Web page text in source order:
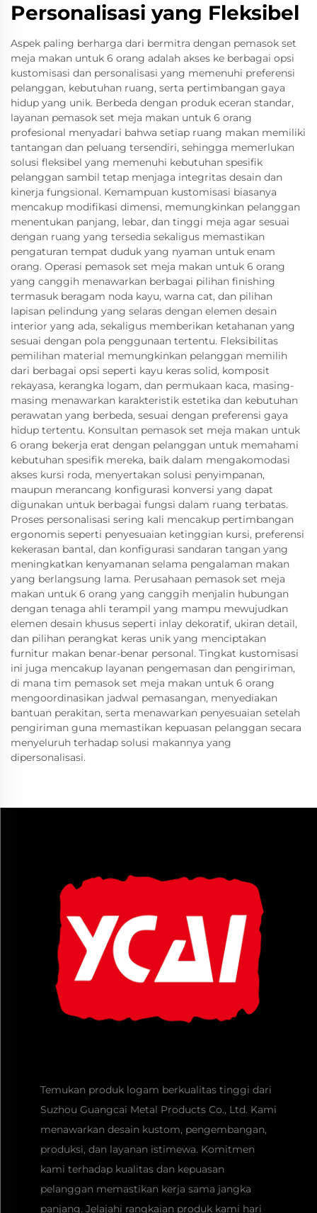
Personalisasi yang Fleksibel
Aspek paling berharga dari bermitra dengan pemasok set
meja makan untuk 6 orang adalah akses ke berbagai opsi
kustomisasi dan personalisasi yang memenuhi preferensi
pelanggan, kebutuhan ruang, serta pertimbangan gaya
hidup yang unik. Berbeda dengan produk eceran standar,
layanan pemasok set meja makan untuk 6 orang
profesional menyadari bahwa setiap ruang makan memiliki
tantangan dan peluang tersendiri, sehingga memerlukan
solusi fleksibel yang memenuhi kebutuhan spesifik
pelanggan sambil tetap menjaga integritas desain dan
kinerja fungsional. Kemampuan kustomisasi biasanya
mencakup modifikasi dimensi, memungkinkan pelanggan
menentukan panjang, lebar, dan tinggi meja agar sesuai
dengan ruang yang tersedia sekaligus memastikan
pengaturan tempat duduk yang nyaman untuk enam
orang. Operasi pemasok set meja makan untuk 6 orang
yang canggih menawarkan berbagai pilihan finishing
termasuk beragam noda kayu, warna cat, dan pilihan
lapisan pelindung yang selaras dengan elemen desain
interior yang ada, sekaligus memberikan ketahanan yang
sesuai dengan pola penggunaan tertentu. Fleksibilitas
pemilihan material memungkinkan pelanggan memilih
dari berbagai opsi seperti kayu keras solid, komposit
rekayasa, kerangka logam, dan permukaan kaca, masing-
masing menawarkan karakteristik estetika dan kebutuhan
perawatan yang berbeda, sesuai dengan preferensi gaya
hidup tertentu. Konsultan pemasok set meja makan untuk
6 orang bekerja erat dengan pelanggan untuk memahami
kebutuhan spesifik mereka, baik dalam mengakomodasi
akses kursi roda, menyertakan solusi penyimpanan,
maupun merancang konfigurasi konversi yang dapat
digunakan untuk berbagai fungsi dalam ruang terbatas.
Proses personalisasi sering kali mencakup pertimbangan
ergonomis seperti penyesuaian ketinggian kursi, preferensi
kekerasan bantal, dan konfigurasi sandaran tangan yang
meningkatkan kenyamanan selama pengalaman makan
yang berlangsung lama. Perusahaan pemasok set meja
makan untuk 6 orang yang canggih menjalin hubungan
dengan tenaga ahli terampil yang mampu mewujudkan
elemen desain khusus seperti inlay dekoratif, ukiran detail,
dan pilihan perangkat keras unik yang menciptakan
furnitur makan benar-benar personal. Tingkat kustomisasi
ini juga mencakup layanan pengemasan dan pengiriman,
di mana tim pemasok set meja makan untuk 6 orang
mengoordinasikan jadwal pemasangan, menyediakan
bantuan perakitan, serta menawarkan penyesuaian setelah
pengiriman guna memastikan kepuasan pelanggan secara
menyeluruh terhadap solusi makannya yang
dipersonalisasi.
Temukan produk logam berkualitas tinggi dari
Suzhou Guangcai Metal Products Co., Ltd. Kami
menawarkan desain kustom, pengembangan,
produksi, dan layanan istimewa. Komitmen
kami terhadap kualitas dan kepuasan
pelanggan memastikan kerja sama jangka
panjang. Jelajahi rangkaian produk kami hari